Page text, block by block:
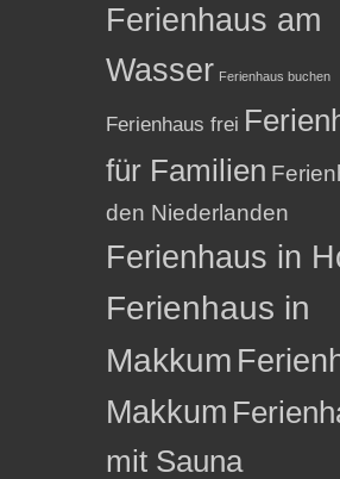
Ferienhaus am
Wasser Ferienhaus buchen
Ferienhaus frei
für Familien
den Niederlanden
Ferienhaus in
Ferienhaus in
Makkum
Makkum
mit Sauna